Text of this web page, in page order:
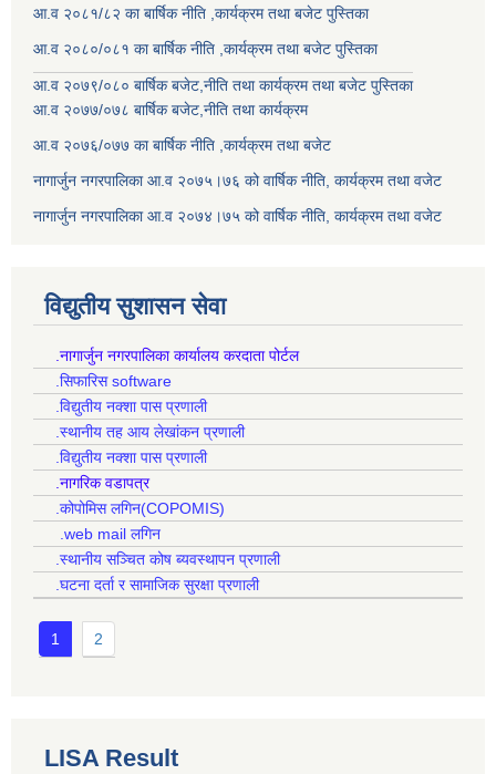
आ.व २०८१/८२ का बार्षिक नीति ,कार्यक्रम तथा बजेट पुस्तिका
आ.व २०८०/०८१ का बार्षिक नीति ,कार्यक्रम तथा बजेट पुस्तिका
आ.व २०७९/०८० बार्षिक बजेट,नीति तथा कार्यक्रम तथा बजेट पुस्तिका
आ.व २०७७/०७८ बार्षिक बजेट,नीति तथा कार्यक्रम
आ.व २०७६/०७७ का बार्षिक नीति ,कार्यक्रम तथा बजेट
नागार्जुन नगरपालिका आ.व २०७५।७६ को वार्षिक नीति, कार्यक्रम तथा वजेट
नागार्जुन नगरपालिका आ.व २०७४।७५ को वार्षिक नीति, कार्यक्रम तथा वजेट
विद्युतीय सुशासन सेवा
.नागार्जुन नगरपालिका कार्यालय करदाता पोर्टल
.सिफारिस software
.विद्युतीय नक्शा पास प्रणाली
.स्थानीय तह आय लेखांकन प्रणाली
.विद्युतीय नक्शा पास प्रणाली
.नागरिक वडापत्र
.कोपोमिस लगिन(COPOMIS)
.web mail लगिन
.स्थानीय सञ्चित कोष ब्यवस्थापन प्रणाली
.घटना दर्ता र सामाजिक सुरक्षा प्रणाली
1 2
LISA Result